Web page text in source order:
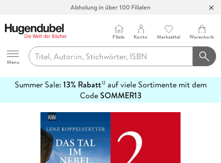
Abholung in über 100 Filialen
Hugendubel
Menu
Filiale Konto Merkzettel Warenkorb
Summer Sale: 13% Rabatt12auf viele Sortimente mit dem
CodeSOMMER13
erfahren